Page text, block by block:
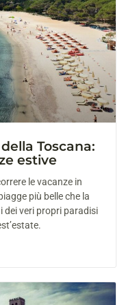
Toscana:
estive
le vacanze in
più belle che la
dei veri propri paradisi